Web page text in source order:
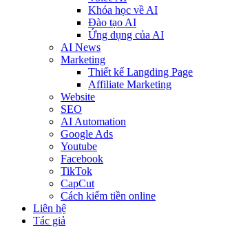
Khóa học về AI
Đào tạo AI
Ứng dụng của AI
AI News
Marketing
Thiết kế Langding Page
Affiliate Marketing
Website
SEO
AI Automation
Google Ads
Youtube
Facebook
TikTok
CapCut
Cách kiếm tiền online
Liên hệ
Tác giả